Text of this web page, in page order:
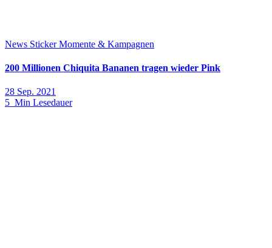
News Sticker Momente & Kampagnen
200 Millionen Chiquita Bananen tragen wieder Pink
28 Sep. 2021
5 Min Lesedauer